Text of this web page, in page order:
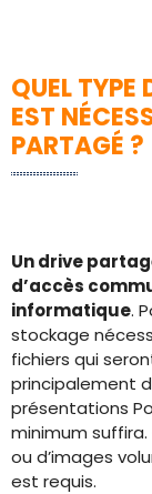
QUEL TYPE
EST
PARTAGÉ ?
Un drive
d’accès
informatique.
stockage
fichiers qui
principalement
présentations
minimum
ou d’images
est requis.